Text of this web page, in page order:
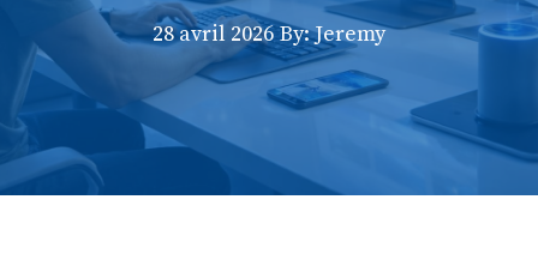
28 avril 2026 By: Jeremy